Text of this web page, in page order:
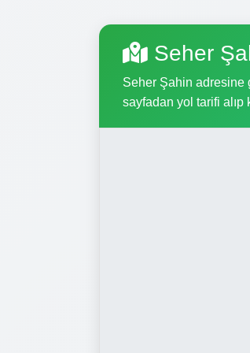
Seher
Seher Şahin adresine
sayfadan yol tarifi